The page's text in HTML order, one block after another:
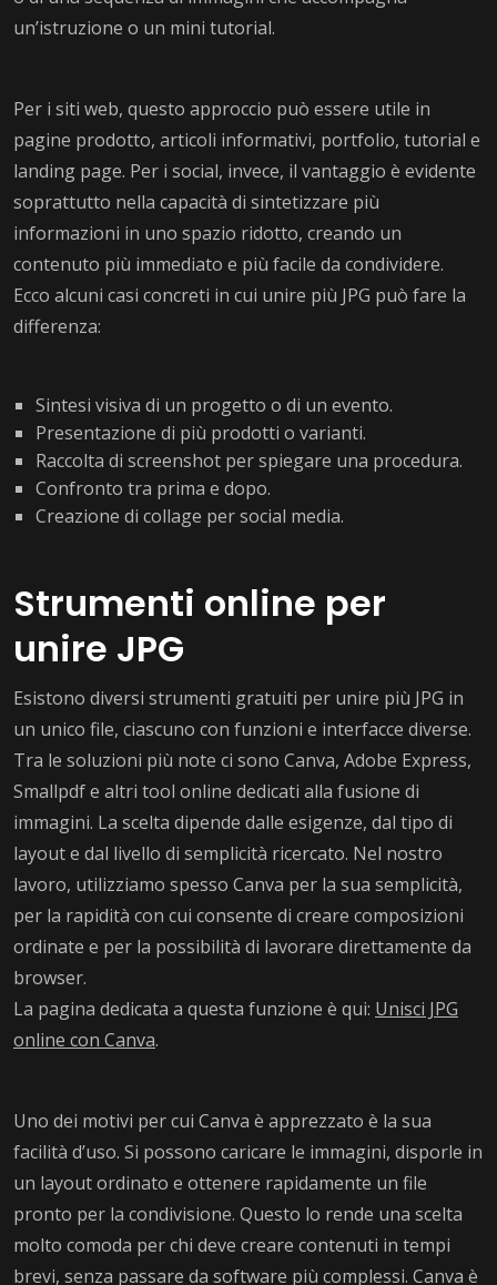
un’istruzione o un mini tutorial.
Per i siti web, questo approccio può essere utile in
pagine prodotto, articoli informativi, portfolio, tutorial e
landing page. Per i social, invece, il vantaggio è evidente
soprattutto nella capacità di sintetizzare più
informazioni in uno spazio ridotto, creando un
contenuto più immediato e più facile da condividere.
Ecco alcuni casi concreti in cui unire più JPG può fare la
differenza:
Sintesi visiva di un progetto o di un evento.
Presentazione di più prodotti o varianti.
Raccolta di screenshot per spiegare una procedura.
Confronto tra prima e dopo.
Creazione di collage per social media.
Strumenti online per
unire JPG
Esistono diversi strumenti gratuiti per unire più JPG in
un unico file, ciascuno con funzioni e interfacce diverse.
Tra le soluzioni più note ci sono Canva, Adobe Express,
Smallpdf e altri tool online dedicati alla fusione di
immagini. La scelta dipende dalle esigenze, dal tipo di
layout e dal livello di semplicità ricercato. Nel nostro
lavoro, utilizziamo spesso Canva per la sua semplicità,
per la rapidità con cui consente di creare composizioni
ordinate e per la possibilità di lavorare direttamente da
browser.
La pagina dedicata a questa funzione è qui: Unisci JPG
online con Canva.
Uno dei motivi per cui Canva è apprezzato è la sua
facilità d’uso. Si possono caricare le immagini, disporle in
un layout ordinato e ottenere rapidamente un file
pronto per la condivisione. Questo lo rende una scelta
molto comoda per chi deve creare contenuti in tempi
brevi, senza passare da software più complessi. Canva è